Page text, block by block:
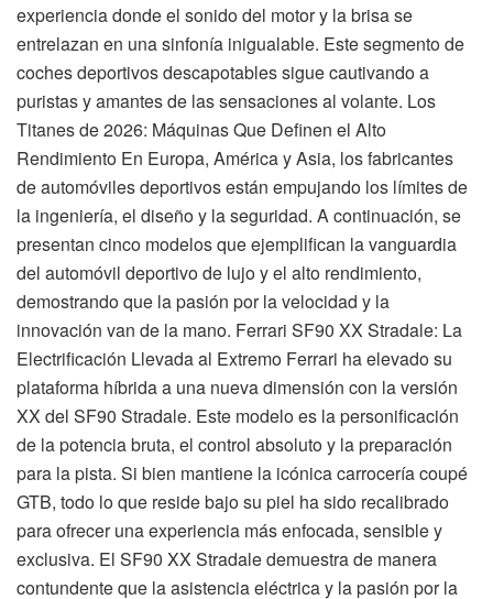
experiencia donde el sonido del motor y la brisa se
entrelazan en una sinfonía inigualable. Este segmento de
coches deportivos descapotables sigue cautivando a
puristas y amantes de las sensaciones al volante. Los
Titanes de 2026: Máquinas Que Definen el Alto
Rendimiento En Europa, América y Asia, los fabricantes
de automóviles deportivos están empujando los límites de
la ingeniería, el diseño y la seguridad. A continuación, se
presentan cinco modelos que ejemplifican la vanguardia
del automóvil deportivo de lujo y el alto rendimiento,
demostrando que la pasión por la velocidad y la
innovación van de la mano. Ferrari SF90 XX Stradale: La
Electrificación Llevada al Extremo Ferrari ha elevado su
plataforma híbrida a una nueva dimensión con la versión
XX del SF90 Stradale. Este modelo es la personificación
de la potencia bruta, el control absoluto y la preparación
para la pista. Si bien mantiene la icónica carrocería coupé
GTB, todo lo que reside bajo su piel ha sido recalibrado
para ofrecer una experiencia más enfocada, sensible y
exclusiva. El SF90 XX Stradale demuestra de manera
contundente que la asistencia eléctrica y la pasión por la